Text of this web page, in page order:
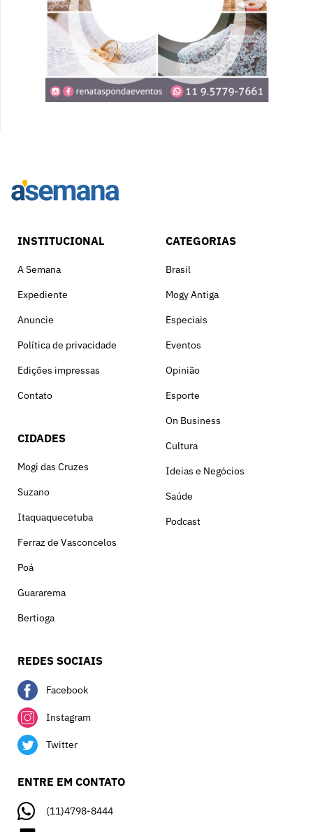
INSTITUCIONAL
A Semana
Expediente
Anuncie
Política de privacidade
Edições impressas
Contato
CIDADES
Mogi das Cruzes
Suzano
Itaquaquecetuba
Ferraz de Vasconcelos
Poá
Guararema
Bertioga
CATEGORIAS
Brasil
Mogy Antiga
Especiais
Eventos
Opinião
Esporte
On Business
Cultura
Ideias e Negócios
Saúde
Podcast
REDES SOCIAIS
Facebook
Instagram
Twitter
ENTRE EM CONTATO
(11)4798-8444